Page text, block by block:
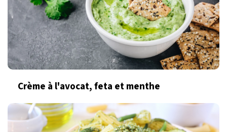
Crème à l'avocat, feta et menthe